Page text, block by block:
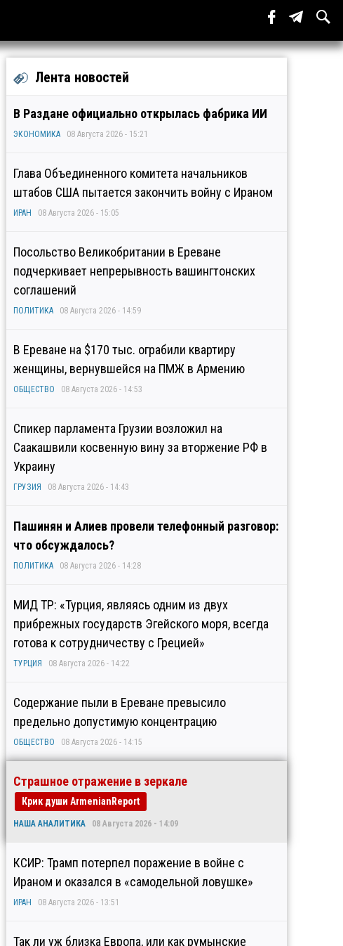
Лента новостей
В Раздане официально открылась фабрика ИИ
ЭКОНОМИКА 08 Августа 2026 - 15:21
Глава Объединенного комитета начальников
штабов США пытается закончить войну с Ираном
ИРАН 08 Августа 2026 - 15:05
Посольство Великобритании в Ереване
подчеркивает непрерывность вашингтонских
соглашений
ПОЛИТИКА 08 Августа 2026 - 14:59
В Ереване на $170 тыс. ограбили квартиру
женщины, вернувшейся на ПМЖ в Армению
ОБЩЕСТВО 08 Августа 2026 - 14:53
Спикер парламента Грузии возложил на
Саакашвили косвенную вину за вторжение РФ в
Украину
ГРУЗИЯ 08 Августа 2026 - 14:43
Пашинян и Алиев провели телефонный разговор:
что обсуждалось?
ПОЛИТИКА 08 Августа 2026 - 14:28
МИД ТР: «Турция, являясь одним из двух
прибрежных государств Эгейского моря, всегда
готова к сотрудничеству с Грецией»
ТУРЦИЯ 08 Августа 2026 - 14:22
Содержание пыли в Ереване превысило
предельно допустимую концентрацию
ОБЩЕСТВО 08 Августа 2026 - 14:15
Страшное отражение в зеркале
Крик души ArmenianReport
НАША АНАЛИТИКА 08 Августа 2026 - 14:09
КСИР: Трамп потерпел поражение в войне с
Ираном и оказался в «самодельной ловушке»
ИРАН 08 Августа 2026 - 13:51
Так ли уж близка Европа, или как румынские